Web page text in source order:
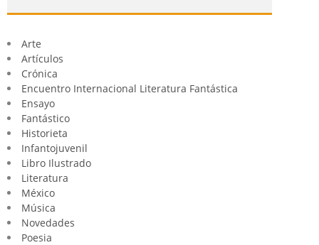
Arte
Artículos
Crónica
Encuentro Internacional Literatura Fantástica
Ensayo
Fantástico
Historieta
Infantojuvenil
Libro Ilustrado
Literatura
México
Música
Novedades
Poesia